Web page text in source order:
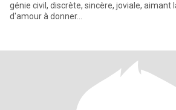
génie civil, discrète, sincère, joviale, aimant la vie avec beaucoup
d'amour à donner...